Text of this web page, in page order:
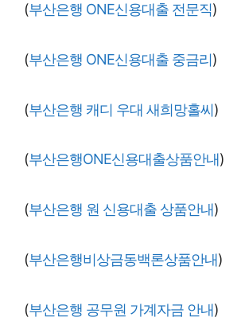
(부산은행 ONE신용대출 전문직)
(부산은행 ONE신용대출 중금리)
(부산은행 캐디 우대 새희망홀씨)
(부산은행ONE신용대출상품안내)
(부산은행 원 신용대출 상품안내)
(부산은행비상금동백론상품안내)
(부산은행 공무원 가계자금 안내)